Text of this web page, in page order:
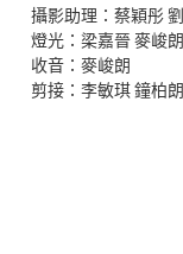
攝影助理：蔡穎彤
燈光：梁嘉晉 麥峻
收音：麥峻朗
剪接：李敏琪 鐘柏朗